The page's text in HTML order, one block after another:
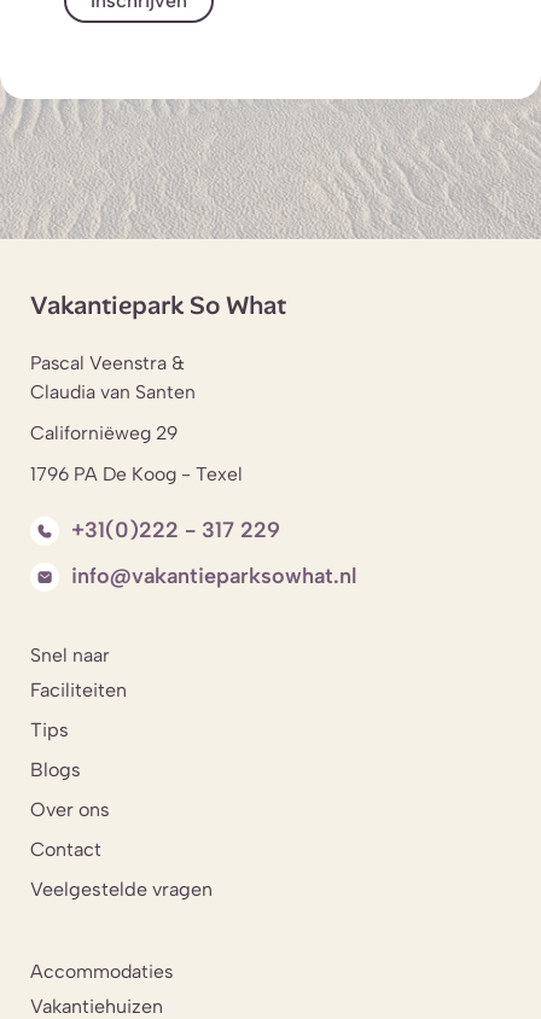
Vakantiepark So What
Pascal Veenstra &
Claudia van Santen
Californiëweg 29
1796 PA De Koog - Texel
+31(0)222 - 317 229
info@vakantieparksowhat.nl
Snel naar
Faciliteiten
Tips
Blogs
Over ons
Contact
Veelgestelde vragen
Accommodaties
Vakantiehuizen